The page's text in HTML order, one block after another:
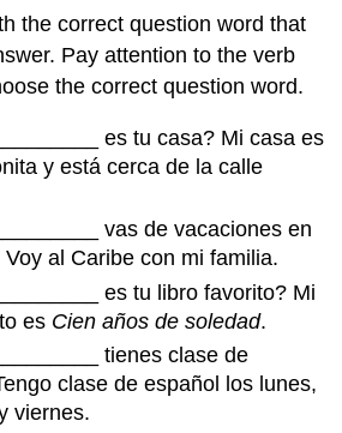
the correct question word that
Pay attention to the verb
the correct question word.
es tu casa? Mi casa es
y está cerca de la calle
vas de vacaciones en
al Caribe con mi familia.
es tu libro favorito? Mi
es Cien años de soledad.
tienes clase de
clase de español los lunes,
viernes.